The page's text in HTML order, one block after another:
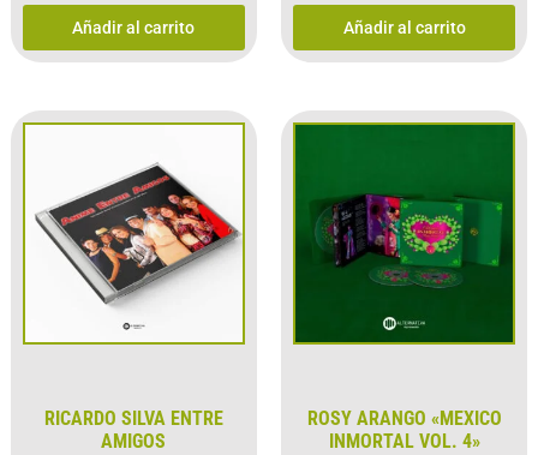
Añadir al carrito Añadir al carrito
RICARDO SILVA ENTRE
AMIGOS
ROSY ARANGO «MEXICO
INMORTAL VOL. 4»